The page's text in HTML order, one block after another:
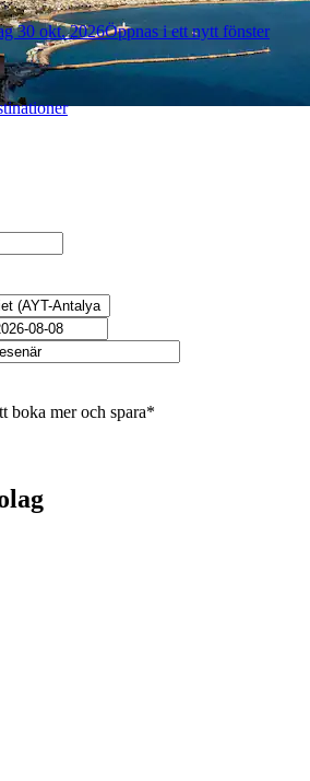
30 okt. 2026Öppnas i ett nytt fönster
boka mer och spara*